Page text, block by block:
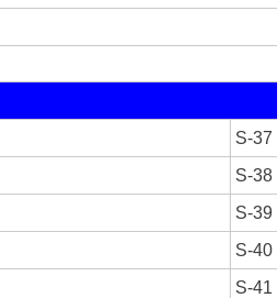
S-37
S-38
S-39
S-40
S-41